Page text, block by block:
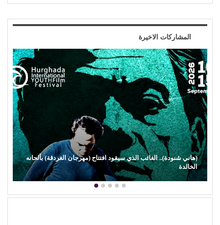
المشاركات الاخيرة
(هاني شنودة).. الغائب الذي سيقود افتتاح (مهرجان الغردقة) بألحانه
الخالدة